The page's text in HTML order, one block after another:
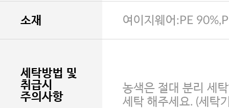
소재 여이지웨어:PE
세탁방법 및
취급시
주의사항
농색은 절대 분리 세
세탁 해주세요. (세탁